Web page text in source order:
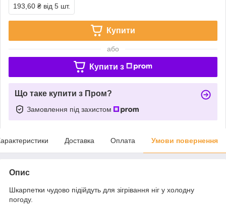
193,60 ₴ від 5 шт.
Купити
або
Купити з
Що таке купити з Пром?
Замовлення під захистом
Доставка Оплата Умови повернення
Опис
Шкарпетки чудово підійдуть для зігрівання ніг у холодну
погоду.